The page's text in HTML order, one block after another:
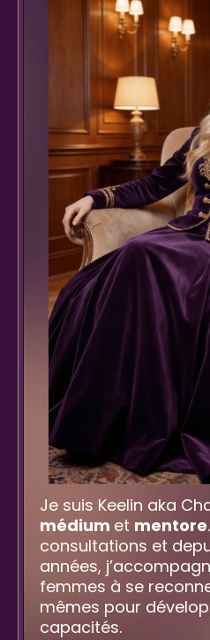
Je suis Keelin aka
médium et mentore
consultations et
années,
femmes à se
mêmes pour
capacités.